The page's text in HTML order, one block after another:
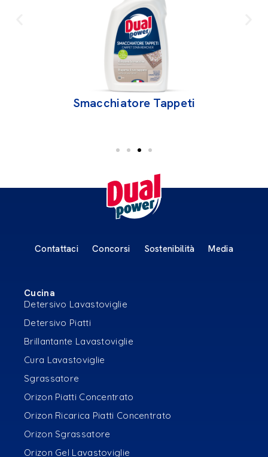
Smacchiatore Tappeti
Contattaci Concorsi Sostenibilità Media
Cucina
Detersivo Lavastoviglie
Detersivo Piatti
Brillantante Lavastoviglie
Cura Lavastoviglie
Sgrassatore
Orizon Piatti Concentrato
Orizon Ricarica Piatti Concentrato
Orizon Sgrassatore
Orizon Gel Lavastoviglie